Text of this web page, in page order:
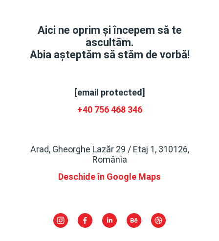
Aici ne oprim și începem să te
ascultăm.
Abia așteptăm să stăm de vorbă!
[email protected]
+40 756 468 346
Arad, Gheorghe Lazăr 29 / Etaj 1, 310126,
România
Deschide în Google Maps